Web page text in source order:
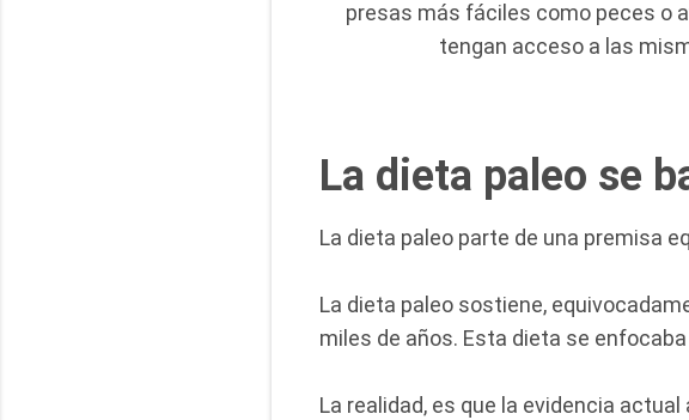
presas más fáciles como peces o
tengan acceso a las
La dieta paleo se
La dieta paleo parte de una premisa
La dieta paleo sostiene,
miles de años. Esta dieta se
La realidad, es que la evidencia actual